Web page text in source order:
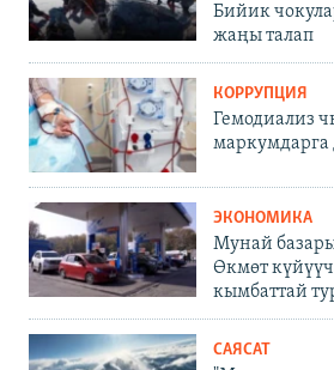
Бийик
жаңы талап
КОРРУПЦИЯ
Гемодиализ
маркумдарга
ЭКОНОМИКА
Мунай
Өкмөт
кымбаттай
САЯСАТ